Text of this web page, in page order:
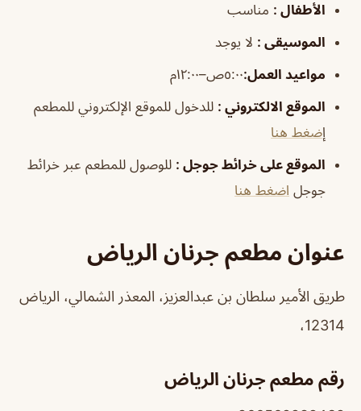
الأطفال : مناسب
الموسيقى : لا يوجد
مواعيد العمل:٥:٠٠ص–١٢:٠٠م
الموقع الالكتروني : للدخول للموقع الإلكتروني للمطعم
إضغط هنا
الموقع على خرائط جوجل : للوصول للمطعم عبر خرائط
جوجل اضغط هنا
عنوان مطعم جرنان الرياض
طريق الأمير سلطان بن عبدالعزيز، المعذر الشمالي، الرياض
12314،
رقم مطعم جرنان الرياض